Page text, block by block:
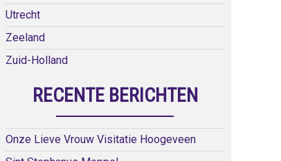
Utrecht
Zeeland
Zuid-Holland
RECENTE BERICHTEN
Onze Lieve Vrouw Visitatie Hoogeveen